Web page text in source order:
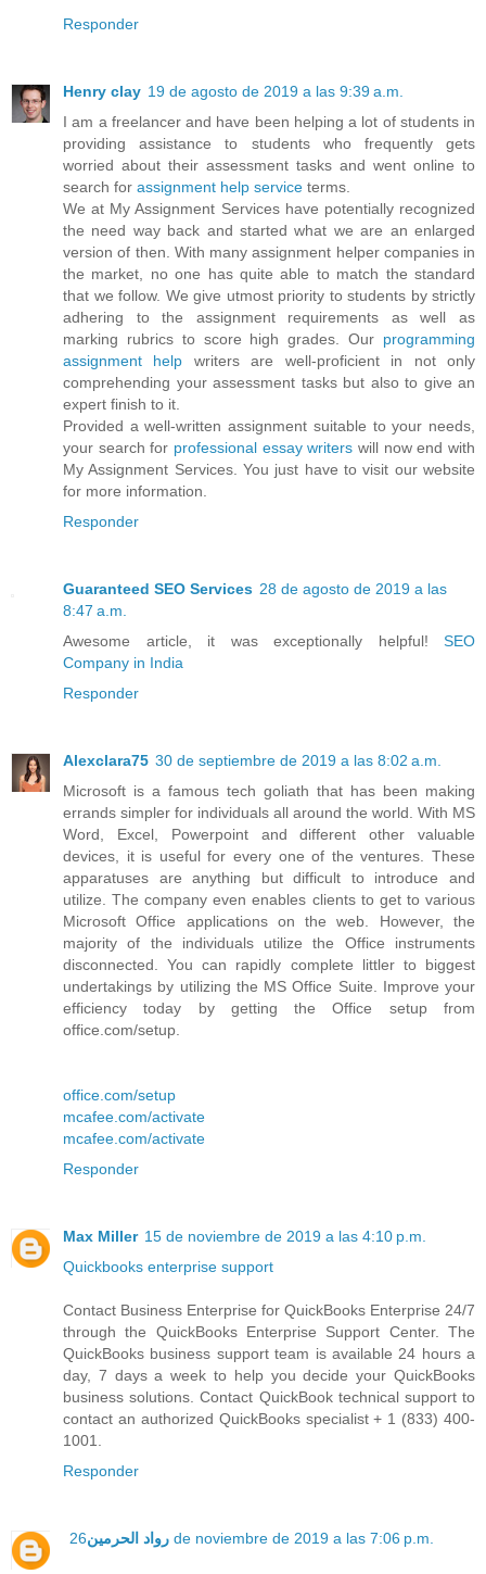
Responder
Henry clay 19 de agosto de 2019 a las 9:39 a.m.
I am a freelancer and have been helping a lot of students in
providing assistance to students who frequently gets
worried about their assessment tasks and went online to
search for assignment help service terms.
We at My Assignment Services have potentially recognized
the need way back and started what we are an enlarged
version of then. With many assignment helper companies in
the market, no one has quite able to match the standard
that we follow. We give utmost priority to students by strictly
adhering to the assignment requirements as well as
marking rubrics to score high grades. Our programming
assignment help writers are well-proficient in not only
comprehending your assessment tasks but also to give an
expert finish to it.
Provided a well-written assignment suitable to your needs,
your search for professional essay writers will now end with
My Assignment Services. You just have to visit our website
for more information.
Responder
Guaranteed SEO Services 28 de agosto de 2019 a las
8:47 a.m.
Awesome article, it was exceptionally helpful! SEO
Company in India
Responder
Alexclara75 30 de septiembre de 2019 a las 8:02 a.m.
Microsoft is a famous tech goliath that has been making
errands simpler for individuals all around the world. With MS
Word, Excel, Powerpoint and different other valuable
devices, it is useful for every one of the ventures. These
apparatuses are anything but difficult to introduce and
utilize. The company even enables clients to get to various
Microsoft Office applications on the web. However, the
majority of the individuals utilize the Office instruments
disconnected. You can rapidly complete littler to biggest
undertakings by utilizing the MS Office Suite. Improve your
efficiency today by getting the Office setup from
office.com/setup.
office.com/setup
mcafee.com/activate
mcafee.com/activate
Responder
Max Miller 15 de noviembre de 2019 a las 4:10 p.m.
Quickbooks enterprise support
Contact Business Enterprise for QuickBooks Enterprise 24/7
through the QuickBooks Enterprise Support Center. The
QuickBooks business support team is available 24 hours a
day, 7 days a week to help you decide your QuickBooks
business solutions. Contact QuickBook technical support to
contact an authorized QuickBooks specialist + 1 (833) 400-
1001.
Responder
رواد الحرمين 26 de noviembre de 2019 a las 7:06 p.m.